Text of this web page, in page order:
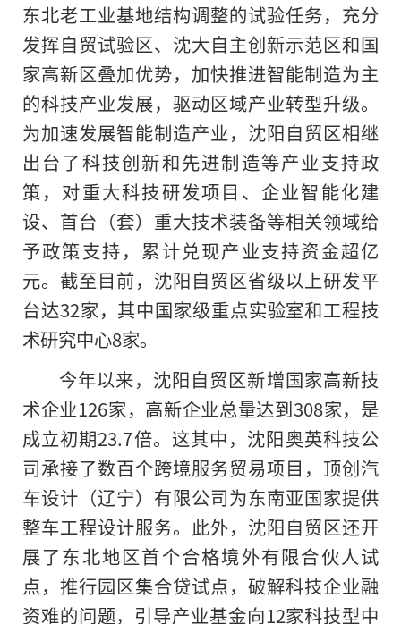
东北老工业基地结构调整的试验任务，充分
发挥自贸试验区、沈大自主创新示范区和国
家高新区叠加优势，加快推进智能制造为主
的科技产业发展，驱动区域产业转型升级。
为加速发展智能制造产业，沈阳自贸区相继
出台了科技创新和先进制造等产业支持政
策，对重大科技研发项目、企业智能化建
设、首台（套）重大技术装备等相关领域给
予政策支持，累计兑现产业支持资金超亿
元。截至目前，沈阳自贸区省级以上研发平
台达32家，其中国家级重点实验室和工程技
术研究中心8家。
今年以来，沈阳自贸区新增国家高新技
术企业126家，高新企业总量达到308家，是
成立初期23.7倍。这其中，沈阳奥英科技公
司承接了数百个跨境服务贸易项目，顶创汽
车设计（辽宁）有限公司为东南亚国家提供
整车工程设计服务。此外，沈阳自贸区还开
展了东北地区首个合格境外有限合伙人试
点，推行园区集合贷试点，破解科技企业融
资难的问题，引导产业基金向12家科技型中